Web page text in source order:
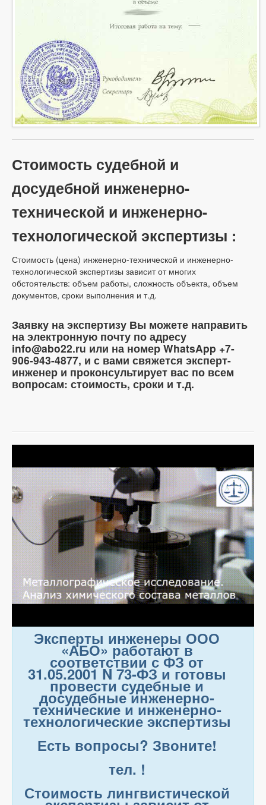
Стоимость судебной и
досудебной инженерно-
технической и инженерно-
технологической экспертизы :
Стоимость (цена) инженерно-технической и инженерно-
технологической экспертизы зависит от многих
обстоятельств: объем работы, сложность объекта, объем
документов, сроки выполнения и т.д.
Заявку на экспертизу Вы можете направить
на электронную почту по адресу
info@abo22.ru или на номер WhatsApp +7-
906-943-4877, и с вами свяжется эксперт-
инженер и проконсультирует вас по всем
вопросам: стоимость, сроки и т.д.
Эксперты инженеры ООО
«АБО» работают в
соответствии с ФЗ от
31.05.2001 N 73-ФЗ и готовы
провести судебные и
досудебные инженерно-
технические и инженерно-
технологические экспертизы
Есть вопросы? Звоните!
тел. !
Стоимость лингвистической